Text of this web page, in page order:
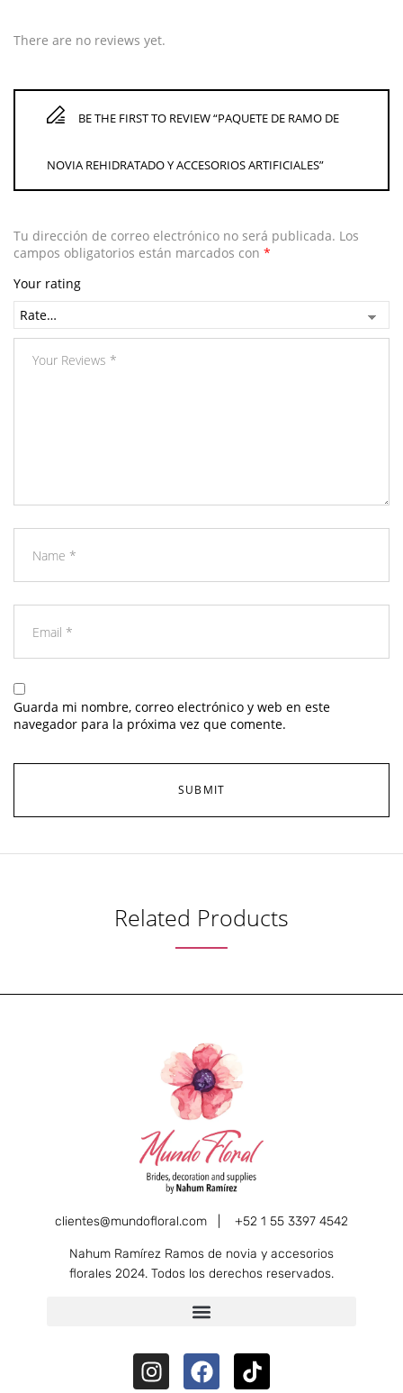
There are no reviews yet.
BE THE FIRST TO REVIEW “PAQUETE DE RAMO DE
NOVIA REHIDRATADO Y ACCESORIOS ARTIFICIALES”
Tu dirección de correo electrónico no será publicada. Los
campos obligatorios están marcados con *
Your rating
Guarda mi nombre, correo electrónico y web en este
navegador para la próxima vez que comente.
Related Products
clientes@mundofloral.com | +52 1 55 3397 4542
Nahum Ramírez Ramos de novia y accesorios
florales 2024. Todos los derechos reservados.